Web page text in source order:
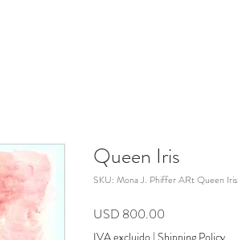
Queen Iris
SKU: Mona J. Phiffer ARt Queen Iris
USD 800.00